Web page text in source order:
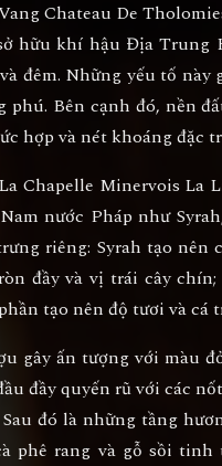
hữu khí hậu Địa Trung
đêm. Những yếu tố
Bên cạnh đó, nền
hợp và nét khoáng đặc
Chapelle Minervois La
nước Pháp như
riêng: Syrah tạo
đầy và vị trái cây
tạo nên độ tươi và cá
gây ấn tượng với màu
đầy quyến rũ với các
đó là những tầng
phê rang và gỗ sồi